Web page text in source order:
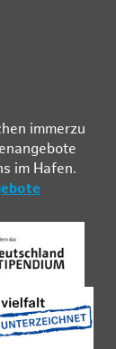
im­mer­zu
im Ha­fen.